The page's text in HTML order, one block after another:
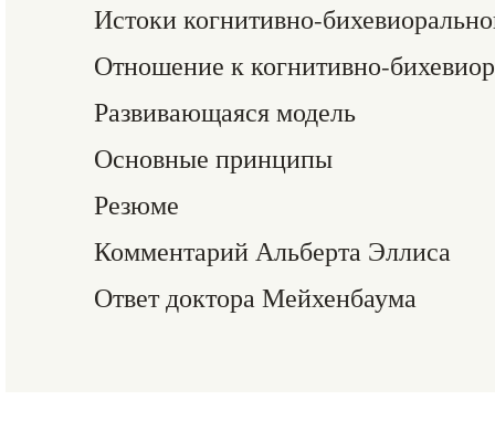
Истоки когнитивно-
Отношение к когнитивно-
Развивающаяся модель
Основные принципы
Резюме
Комментарий Альберта Эллиса
Ответ доктора Мейхенбаума